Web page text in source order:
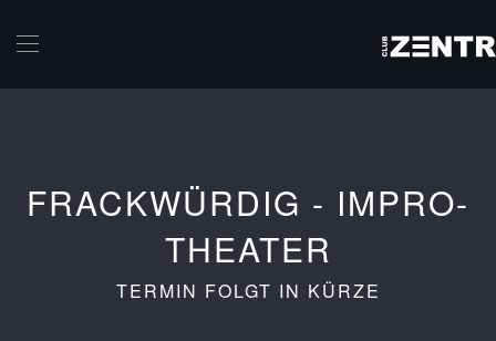
FRACKWÜRDIG - IMPRO-
THEATER
TERMIN FOLGT IN KÜRZE